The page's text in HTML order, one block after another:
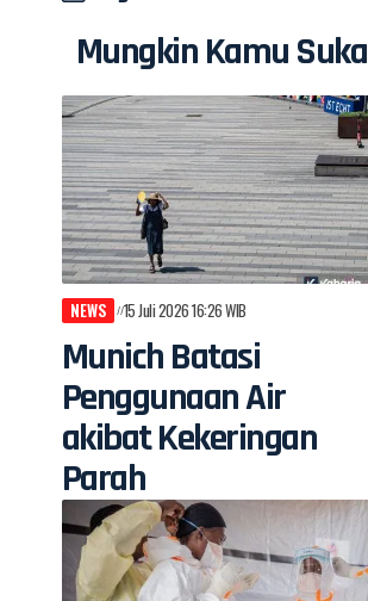
Mungkin Kamu Suka
NEWS 15 Juli 2026 16:26 WIB
Munich Batasi
Penggunaan Air
akibat Kekeringan
Parah